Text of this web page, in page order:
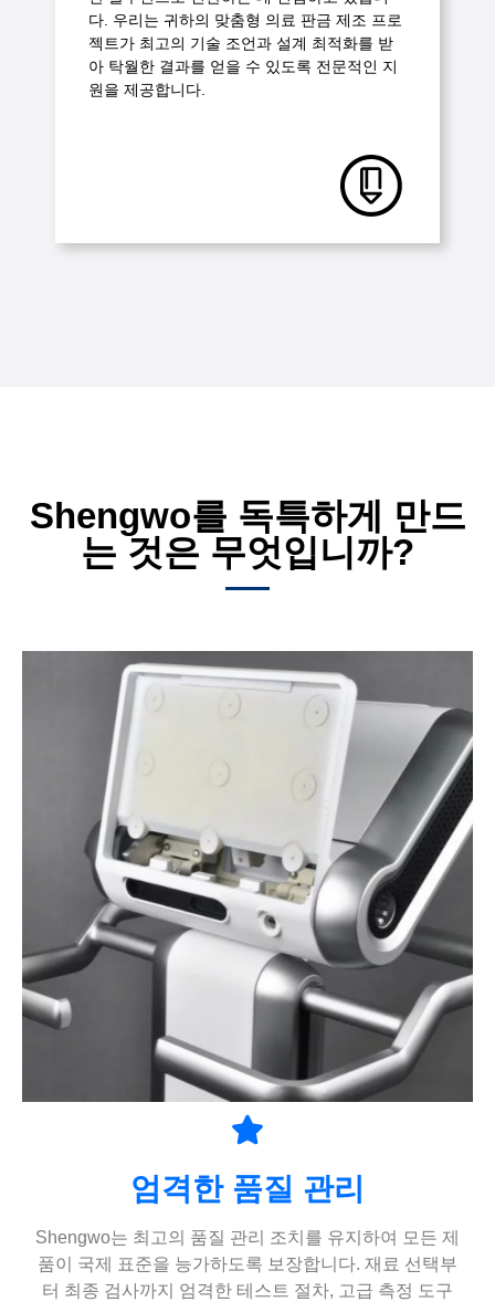
다. 우리는 귀하의 맞춤형 의료 판금 제조 프로
젝트가 최고의 기술 조언과 설계 최적화를 받
아 탁월한 결과를 얻을 수 있도록 전문적인 지
원을 제공합니다.
Shengwo를 독특하게 만드
는 것은 무엇입니까?
엄격한 품질 관리
Shengwo는 최고의 품질 관리 조치를 유지하여 모든 제
품이 국제 표준을 능가하도록 보장합니다. 재료 선택부
터 최종 검사까지 엄격한 테스트 절차, 고급 측정 도구